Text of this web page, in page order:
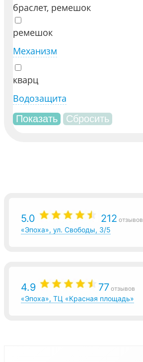
браслет, ремешок
ремешок
Механизм
кварц
Водозащита
5.0 212 отзывов
«Эпоха», ул. Свободы, 3/5
4.9 77 отзывов
«Эпоха», ТЦ «Красная площадь»